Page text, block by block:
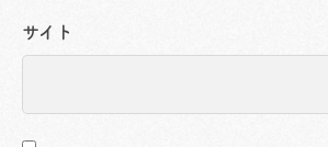
サイト